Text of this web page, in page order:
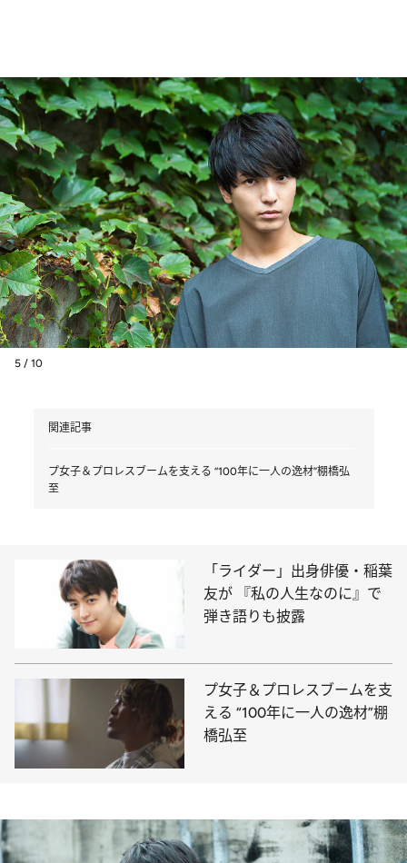
5 / 10
関連記事
プ女子＆プロレスブームを支える “100年に一人の逸材”棚橋弘
至
「ライダー」出身俳優・稲葉
友が 『私の人生なのに』で
弾き語りも披露
プ女子＆プロレスブームを支
える “100年に一人の逸材”棚
橋弘至